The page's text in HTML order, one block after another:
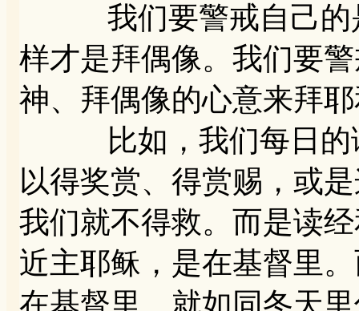
我们要警戒自己的是
样才是拜偶像。我们要
神、拜偶像的心意来拜
比如，我们每日的读
以得奖赏、得赏赐，或
我们就不得救。而是读
近主耶稣，是在基督里
在基督里。就如同冬天